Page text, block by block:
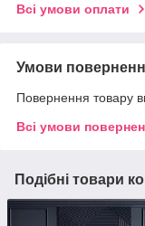
Всі умови оплати
Умови
Повернення товару
Всі умови
Подібні товари